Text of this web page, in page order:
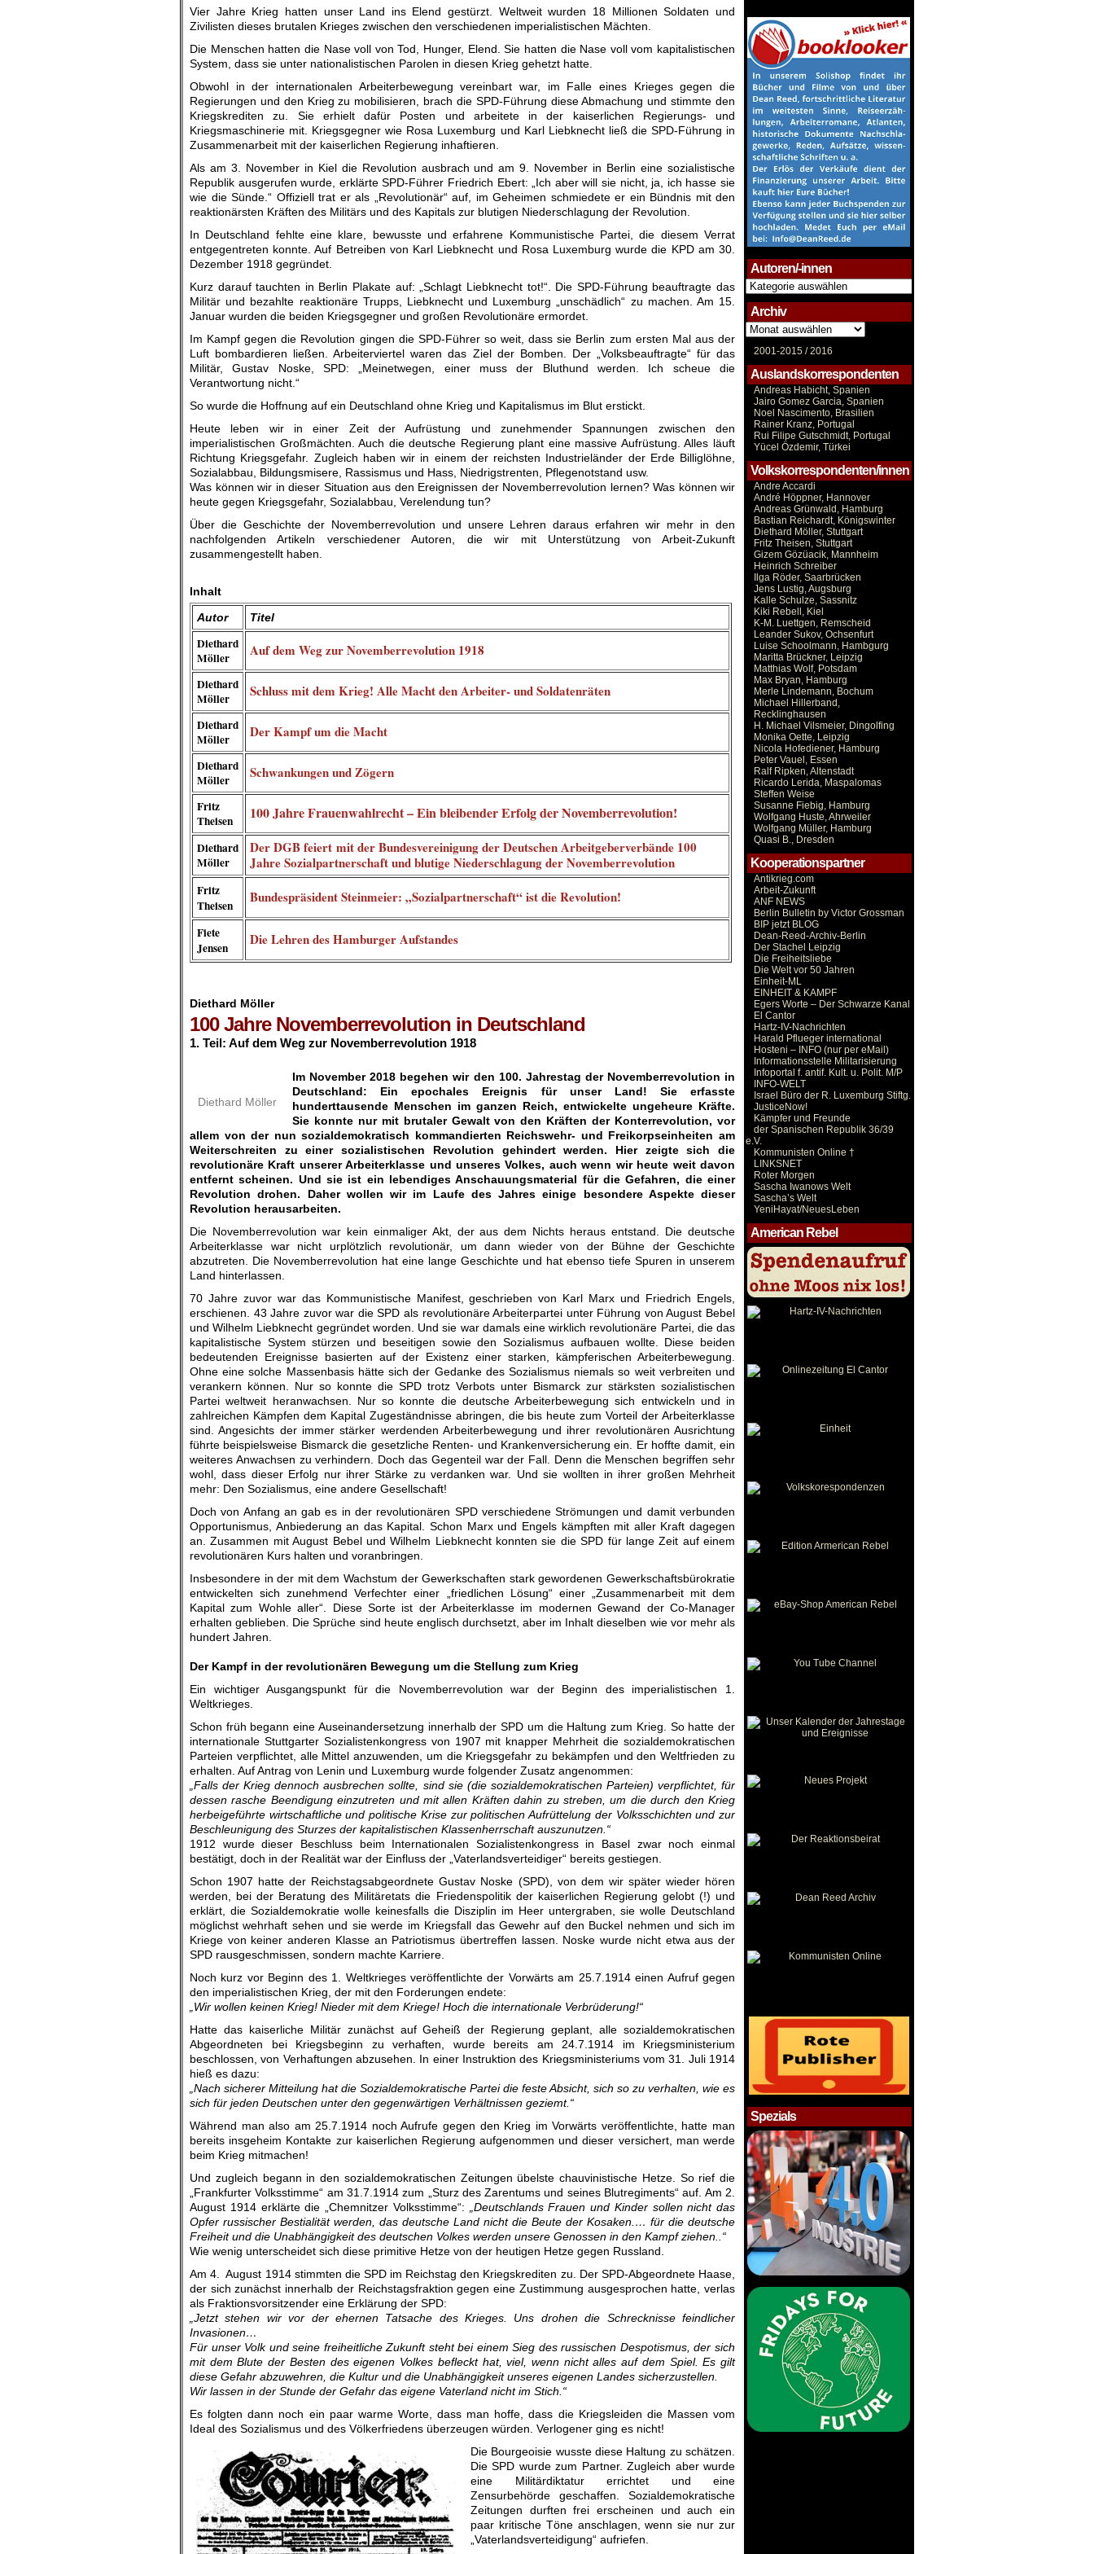
Vier Jahre Krieg hatten unser Land ins Elend gestürzt. Weltweit wurden 18 Millionen Soldaten und
Zivilisten dieses brutalen Krieges zwischen den verschiedenen imperialistischen Mächten.
Die Menschen hatten die Nase voll von Tod, Hunger, Elend. Sie hatten die Nase voll vom kapitalistischen
System, dass sie unter nationalistischen Parolen in diesen Krieg gehetzt hatte.
Obwohl in der internationalen Arbeiterbewegung vereinbart war, im Falle eines Krieges gegen die
Regierungen und den Krieg zu mobilisieren, brach die SPD-Führung diese Abmachung und stimmte den
Kriegskrediten zu. Sie erhielt dafür Posten und arbeitete in der kaiserlichen Regierungs- und
Kriegsmaschinerie mit. Kriegsgegner wie Rosa Luxemburg und Karl Liebknecht ließ die SPD-Führung in
Zusammenarbeit mit der kaiserlichen Regierung inhaftieren.
Als am 3. November in Kiel die Revolution ausbrach und am 9. November in Berlin eine sozialistische
Republik ausgerufen wurde, erklärte SPD-Führer Friedrich Ebert: „Ich aber will sie nicht, ja, ich hasse sie
wie die Sünde.“ Offiziell trat er als „Revolutionär“ auf, im Geheimen schmiedete er ein Bündnis mit den
reaktionärsten Kräften des Militärs und des Kapitals zur blutigen Niederschlagung der Revolution.
In Deutschland fehlte eine klare, bewusste und erfahrene Kommunistische Partei, die diesem Verrat
entgegentreten konnte. Auf Betreiben von Karl Liebknecht und Rosa Luxemburg wurde die KPD am 30.
Dezember 1918 gegründet.
Kurz darauf tauchten in Berlin Plakate auf: „Schlagt Liebknecht tot!“. Die SPD-Führung beauftragte das
Militär und bezahlte reaktionäre Trupps, Liebknecht und Luxemburg „unschädlich“ zu machen. Am 15.
Januar wurden die beiden Kriegsgegner und großen Revolutionäre ermordet.
Im Kampf gegen die Revolution gingen die SPD-Führer so weit, dass sie Berlin zum ersten Mal aus der
Luft bombardieren ließen. Arbeiterviertel waren das Ziel der Bomben. Der „Volksbeauftragte“ für das
Militär, Gustav Noske, SPD: „Meinetwegen, einer muss der Bluthund werden. Ich scheue die
Verantwortung nicht.“
So wurde die Hoffnung auf ein Deutschland ohne Krieg und Kapitalismus im Blut erstickt.
Heute leben wir in einer Zeit der Aufrüstung und zunehmender Spannungen zwischen den
imperialistischen Großmächten. Auch die deutsche Regierung plant eine massive Aufrüstung. Alles läuft
Richtung Kriegsgefahr. Zugleich haben wir in einem der reichsten Industrieländer der Erde Billiglöhne,
Sozialabbau, Bildungsmisere, Rassismus und Hass, Niedrigstrenten, Pflegenotstand usw.
Was können wir in dieser Situation aus den Ereignissen der Novemberrevolution lernen? Was können wir
heute gegen Kriegsgefahr, Sozialabbau, Verelendung tun?
Über die Geschichte der Novemberrevolution und unsere Lehren daraus erfahren wir mehr in den
nachfolgenden Artikeln verschiedener Autoren, die wir mit Unterstützung von Arbeit-Zukunft
zusammengestellt haben.
Inhalt
Autor
Titel
Diethard
Möller
Auf dem Weg zur Novemberrevolution 1918
Diethard
Möller
Schluss mit dem Krieg! Alle Macht den Arbeiter- und Soldatenräten
Diethard
Möller
Der Kampf um die Macht
Diethard
Möller
Schwankungen und Zögern
Fritz
Theisen
100 Jahre Frauenwahlrecht – Ein bleibender Erfolg der Novemberrevolution!
Diethard
Möller
Der DGB feiert mit der Bundesvereinigung der Deutschen Arbeitgeberverbände 100
Jahre Sozialpartnerschaft und blutige Niederschlagung der Novemberrevolution
Fritz
Theisen
Bundespräsident Steinmeier: „Sozialpartnerschaft“ ist die Revolution!
Fiete
Jensen
Die Lehren des Hamburger Aufstandes
Diethard Möller
100 Jahre Novemberrevolution in Deutschland
1. Teil: Auf dem Weg zur Novemberrevolution 1918
Diethard Möller
Im November 2018 begehen wir den 100. Jahrestag der Novemberrevolution in
Deutschland: Ein epochales Ereignis für unser Land! Sie erfasste
hunderttausende Menschen im ganzen Reich, entwickelte ungeheure Kräfte.
Sie konnte nur mit brutaler Gewalt von den Kräften der Konterrevolution, vor
allem von der nun sozialdemokratisch kommandierten Reichswehr- und Freikorpseinheiten am
Weiterschreiten zu einer sozialistischen Revolution gehindert werden. Hier zeigte sich die
revolutionäre Kraft unserer Arbeiterklasse und unseres Volkes, auch wenn wir heute weit davon
entfernt scheinen. Und sie ist ein lebendiges Anschauungsmaterial für die Gefahren, die einer
Revolution drohen. Daher wollen wir im Laufe des Jahres einige besondere Aspekte dieser
Revolution herausarbeiten.
Die Novemberrevolution war kein einmaliger Akt, der aus dem Nichts heraus entstand. Die deutsche
Arbeiterklasse war nicht urplötzlich revolutionär, um dann wieder von der Bühne der Geschichte
abzutreten. Die Novemberrevolution hat eine lange Geschichte und hat ebenso tiefe Spuren in unserem
Land hinterlassen.
70 Jahre zuvor war das Kommunistische Manifest, geschrieben von Karl Marx und Friedrich Engels,
erschienen. 43 Jahre zuvor war die SPD als revolutionäre Arbeiterpartei unter Führung von August Bebel
und Wilhelm Liebknecht gegründet worden. Und sie war damals eine wirklich revolutionäre Partei, die das
kapitalistische System stürzen und beseitigen sowie den Sozialismus aufbauen wollte. Diese beiden
bedeutenden Ereignisse basierten auf der Existenz einer starken, kämpferischen Arbeiterbewegung.
Ohne eine solche Massenbasis hätte sich der Gedanke des Sozialismus niemals so weit verbreiten und
verankern können. Nur so konnte die SPD trotz Verbots unter Bismarck zur stärksten sozialistischen
Partei weltweit heranwachsen. Nur so konnte die deutsche Arbeiterbewegung sich entwickeln und in
zahlreichen Kämpfen dem Kapital Zugeständnisse abringen, die bis heute zum Vorteil der Arbeiterklasse
sind. Angesichts der immer stärker werdenden Arbeiterbewegung und ihrer revolutionären Ausrichtung
führte beispielsweise Bismarck die gesetzliche Renten- und Krankenversicherung ein. Er hoffte damit, ein
weiteres Anwachsen zu verhindern. Doch das Gegenteil war der Fall. Denn die Menschen begriffen sehr
wohl, dass dieser Erfolg nur ihrer Stärke zu verdanken war. Und sie wollten in ihrer großen Mehrheit
mehr: Den Sozialismus, eine andere Gesellschaft!
Doch von Anfang an gab es in der revolutionären SPD verschiedene Strömungen und damit verbunden
Opportunismus, Anbiederung an das Kapital. Schon Marx und Engels kämpften mit aller Kraft dagegen
an. Zusammen mit August Bebel und Wilhelm Liebknecht konnten sie die SPD für lange Zeit auf einem
revolutionären Kurs halten und voranbringen.
Insbesondere in der mit dem Wachstum der Gewerkschaften stark gewordenen Gewerkschaftsbürokratie
entwickelten sich zunehmend Verfechter einer „friedlichen Lösung“ einer „Zusammenarbeit mit dem
Kapital zum Wohle aller“. Diese Sorte ist der Arbeiterklasse im modernen Gewand der Co-Manager
erhalten geblieben. Die Sprüche sind heute englisch durchsetzt, aber im Inhalt dieselben wie vor mehr als
hundert Jahren.
Der Kampf in der revolutionären Bewegung um die Stellung zum Krieg
Ein wichtiger Ausgangspunkt für die Novemberrevolution war der Beginn des imperialistischen 1.
Weltkrieges.
Schon früh begann eine Auseinandersetzung innerhalb der SPD um die Haltung zum Krieg. So hatte der
internationale Stuttgarter Sozialistenkongress von 1907 mit knapper Mehrheit die sozialdemokratischen
Parteien verpflichtet, alle Mittel anzuwenden, um die Kriegsgefahr zu bekämpfen und den Weltfrieden zu
erhalten. Auf Antrag von Lenin und Luxemburg wurde folgender Zusatz angenommen:
„Falls der Krieg dennoch ausbrechen sollte, sind sie (die sozialdemokratischen Parteien) verpflichtet, für
dessen rasche Beendigung einzutreten und mit allen Kräften dahin zu streben, um die durch den Krieg
herbeigeführte wirtschaftliche und politische Krise zur politischen Aufrüttelung der Volksschichten und zur
Beschleunigung des Sturzes der kapitalistischen Klassenherrschaft auszunutzen.“
1912 wurde dieser Beschluss beim Internationalen Sozialistenkongress in Basel zwar noch einmal
bestätigt, doch in der Realität war der Einfluss der „Vaterlandsverteidiger“ bereits gestiegen.
Schon 1907 hatte der Reichstagsabgeordnete Gustav Noske (SPD), von dem wir später wieder hören
werden, bei der Beratung des Militäretats die Friedenspolitik der kaiserlichen Regierung gelobt (!) und
erklärt, die Sozialdemokratie wolle keinesfalls die Disziplin im Heer untergraben, sie wolle Deutschland
möglichst wehrhaft sehen und sie werde im Kriegsfall das Gewehr auf den Buckel nehmen und sich im
Kriege von keiner anderen Klasse an Patriotismus übertreffen lassen. Noske wurde nicht etwa aus der
SPD rausgeschmissen, sondern machte Karriere.
Noch kurz vor Beginn des 1. Weltkrieges veröffentlichte der Vorwärts am 25.7.1914 einen Aufruf gegen
den imperialistischen Krieg, der mit den Forderungen endete:
„Wir wollen keinen Krieg! Nieder mit dem Kriege! Hoch die internationale Verbrüderung!“
Hatte das kaiserliche Militär zunächst auf Geheiß der Regierung geplant, alle sozialdemokratischen
Abgeordneten bei Kriegsbeginn zu verhaften, wurde bereits am 24.7.1914 im Kriegsministerium
beschlossen, von Verhaftungen abzusehen. In einer Instruktion des Kriegsministeriums vom 31. Juli 1914
hieß es dazu:
„Nach sicherer Mitteilung hat die Sozialdemokratische Partei die feste Absicht, sich so zu verhalten, wie es
sich für jeden Deutschen unter den gegenwärtigen Verhältnissen geziemt.“
Während man also am 25.7.1914 noch Aufrufe gegen den Krieg im Vorwärts veröffentlichte, hatte man
bereits insgeheim Kontakte zur kaiserlichen Regierung aufgenommen und dieser versichert, man werde
beim Krieg mitmachen!
Und zugleich begann in den sozialdemokratischen Zeitungen übelste chauvinistische Hetze. So rief die
„Frankfurter Volksstimme“ am 31.7.1914 zum „Sturz des Zarentums und seines Blutregiments“ auf. Am 2.
August 1914 erklärte die „Chemnitzer Volksstimme“:
„Deutschlands Frauen und Kinder sollen nicht das
Opfer russischer Bestialität werden, das deutsche Land nicht die Beute der Kosaken.… für die deutsche
Freiheit und die Unabhängigkeit des deutschen Volkes werden unsere Genossen in den Kampf ziehen..“
Wie wenig unterscheidet sich diese primitive Hetze von der heutigen Hetze gegen Russland.
Am 4. August 1914 stimmten die SPD im Reichstag den Kriegskrediten zu. Der SPD-Abgeordnete Haase,
der sich zunächst innerhalb der Reichstagsfraktion gegen eine Zustimmung ausgesprochen hatte, verlas
als Fraktionsvorsitzender eine Erklärung der SPD:
„Jetzt stehen wir vor der ehernen Tatsache des Krieges. Uns drohen die Schrecknisse feindlicher
Invasionen…
Für unser Volk und seine freiheitliche Zukunft steht bei einem Sieg des russischen Despotismus, der sich
mit dem Blute der Besten des eigenen Volkes befleckt hat, viel, wenn nicht alles auf dem Spiel. Es gilt
diese Gefahr abzuwehren, die Kultur und die Unabhängigkeit unseres eigenen Landes sicherzustellen.
Wir lassen in der Stunde der Gefahr das eigene Vaterland nicht im Stich.“
Es folgten dann noch ein paar warme Worte, dass man hoffe, dass die Kriegsleiden die Massen vom
Ideal des Sozialismus und des Völkerfriedens überzeugen würden. Verlogener ging es nicht!
Die Bourgeoisie wusste diese Haltung zu schätzen.
Die SPD wurde zum Partner. Zugleich aber wurde
eine Militärdiktatur errichtet und eine
Zensurbehörde geschaffen. Sozialdemokratische
Zeitungen durften frei erscheinen und auch ein
paar kritische Töne anschlagen, wenn sie nur zur
„Vaterlandsverteidigung“ aufriefen.
Autoren/-innen
Autoren/-
innen
Archiv
Archiv
2001-2015 /2016
Auslandskorrespondenten
Andreas Habicht, Spanien
Jairo Gomez Garcia, Spanien
Noel Nascimento, Brasilien
Rainer Kranz, Portugal
Rui Filipe Gutschmidt, Portugal
Yücel Özdemir, Türkei
Volkskorrespondenten/innen
Andre Accardi
André Höppner, Hannover
Andreas Grünwald, Hamburg
Bastian Reichardt, Königswinter
Diethard Möller, Stuttgart
Fritz Theisen, Stuttgart
Gizem Gözüacik, Mannheim
Heinrich Schreiber
Ilga Röder, Saarbrücken
Jens Lustig, Augsburg
Kalle Schulze, Sassnitz
Kiki Rebell, Kiel
K-M. Luettgen, Remscheid
Leander Sukov, Ochsenfurt
Luise Schoolmann, Hambgurg
Maritta Brückner, Leipzig
Matthias Wolf, Potsdam
Max Bryan, Hamburg
Merle Lindemann, Bochum
Michael Hillerband,
Recklinghausen
H. Michael Vilsmeier, Dingolfing
Monika Oette, Leipzig
Nicola Hofediener, Hamburg
Peter Vauel, Essen
Ralf Ripken, Altenstadt
Ricardo Lerida, Maspalomas
Steffen Weise
Susanne Fiebig, Hamburg
Wolfgang Huste, Ahrweiler
Wolfgang Müller, Hamburg
Quasi B., Dresden
Kooperationspartner
Antikrieg.com
Arbeit-Zukunft
ANF NEWS
Berlin Bulletin by Victor Grossman
BIP jetzt BLOG
Dean-Reed-Archiv-Berlin
Der Stachel Leipzig
Die Freiheitsliebe
Die Welt vor 50 Jahren
Einheit-ML
EINHEIT & KAMPF
Egers Worte – Der Schwarze Kanal
El Cantor
Hartz-IV-Nachrichten
Harald Pflueger international
Hosteni – INFO (nur per eMail)
Informationsstelle Militarisierung
Infoportal f. antif. Kult. u. Polit. M/P
INFO-WELT
Israel Büro der R. Luxemburg Stiftg.
JusticeNow!
Kämpfer und Freunde
der Spanischen Republik 36/39
e.V.
Kommunisten Online †
LINKSNET
Roter Morgen
Sascha Iwanows Welt
Sascha’s Welt
YeniHayat/NeuesLeben
American Rebel
Spezials